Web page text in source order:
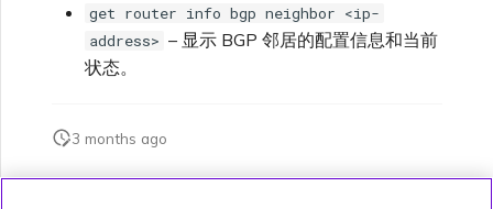
get router info bgp neighbor <ip-
address> – 显示 BGP 邻居的配置信息和当前
状态。
3 months ago